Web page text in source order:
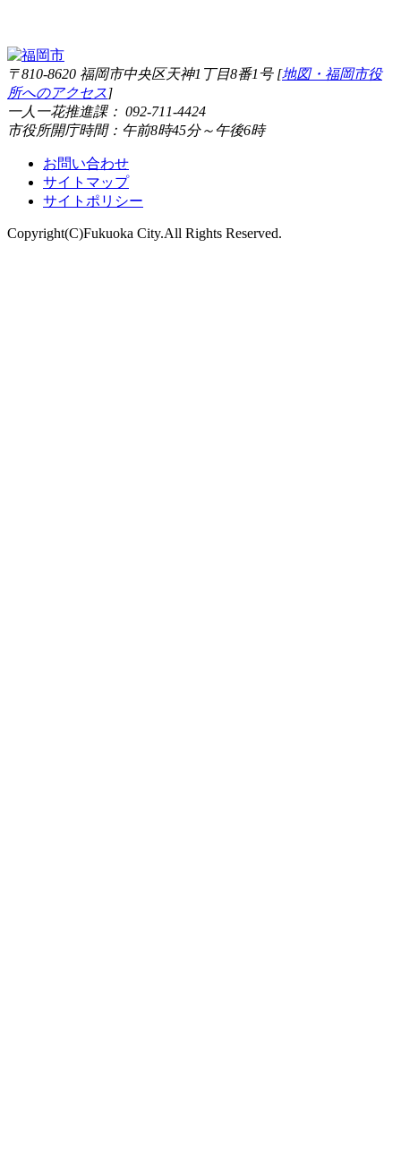
〒810-8620 福岡市中央区天神1丁目8番1号 [地図・福岡市役
所へのアクセス]
一人一花推進課： 092-711-4424
市役所開庁時間：午前8時45分～午後6時
お問い合わせ
サイトマップ
サイトポリシー
Copyright(C)Fukuoka City.All Rights Reserved.